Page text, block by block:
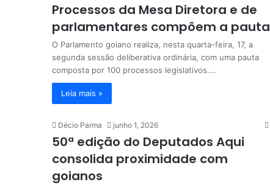
Processos da Mesa Diretora e de
parlamentares compõem a pauta
O Parlamento goiano realiza, nesta quarta-feira, 17, a
segunda sessão deliberativa ordinária, com uma pauta
composta por 100 processos legislativos.…
Leia mais »
Décio Parma junho 1, 2026
50ª edição do Deputados Aqui
consolida proximidade com
goianos